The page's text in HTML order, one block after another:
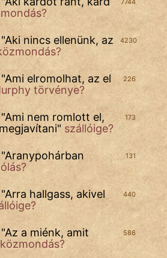
7744
mondás?
4230
"Aki nincs ellenünk, az
226
"Ami elromolhat, az el
törvénye?
173
"Ami nem romlott el,
" szállóige?
131
"Aranypohárban
440
"Arra hallgass, akivel
586
"Az a miénk, amit
közmondás?